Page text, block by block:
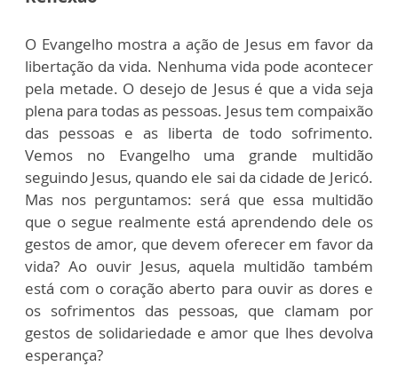
O Evangelho mostra a ação de Jesus em favor da
libertação da vida. Nenhuma vida pode acontecer
pela metade. O desejo de Jesus é que a vida seja
plena para todas as pessoas. Jesus tem compaixão
das pessoas e as liberta de todo sofrimento.
Vemos no Evangelho uma grande multidão
seguindo Jesus, quando ele sai da cidade de Jericó.
Mas nos perguntamos: será que essa multidão
que o segue realmente está aprendendo dele os
gestos de amor, que devem oferecer em favor da
vida? Ao ouvir Jesus, aquela multidão também
está com o coração aberto para ouvir as dores e
os sofrimentos das pessoas, que clamam por
gestos de solidariedade e amor que lhes devolva
esperança?